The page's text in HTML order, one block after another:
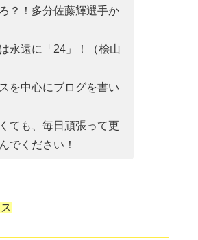
？！多分佐藤輝選手か
永遠に「24」！（桧山
を中心にブログを書い
ても、毎日頑張って更
でください！